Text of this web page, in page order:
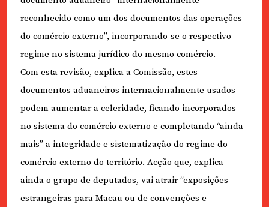
reconhecido como um dos documentos das operações
do comércio externo”, incorporando-se o respectivo
regime no sistema jurídico do mesmo comércio.
Com esta revisão, explica a Comissão, estes
documentos aduaneiros internacionalmente usados
podem aumentar a celeridade, ficando incorporados
no sistema do comércio externo e completando “ainda
mais” a integridade e sistematização do regime do
comércio externo do território. Acção que, explica
ainda o grupo de deputados, vai atrair “exposições
estrangeiras para Macau ou de convenções e